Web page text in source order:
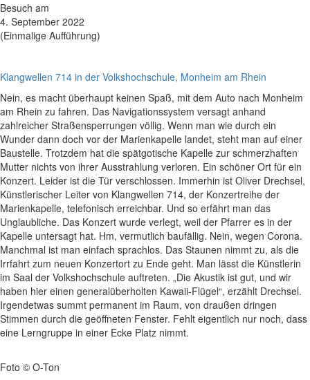
Besuch am
4. September 2022
(Einmalige Aufführung)
Klangwellen 714 in der Volkshochschule, Monheim am Rhein
Nein, es macht überhaupt keinen Spaß, mit dem Auto nach Monheim
am Rhein zu fahren. Das Navigationssystem versagt anhand
zahlreicher Straßensperrungen völlig. Wenn man wie durch ein
Wunder dann doch vor der Marienkapelle landet, steht man auf einer
Baustelle. Trotzdem hat die spätgotische Kapelle zur schmerzhaften
Mutter nichts von ihrer Ausstrahlung verloren. Ein schöner Ort für ein
Konzert. Leider ist die Tür verschlossen. Immerhin ist Oliver Drechsel,
Künstlerischer Leiter von Klangwellen 714, der Konzertreihe der
Marienkapelle, telefonisch erreichbar. Und so erfährt man das
Unglaubliche. Das Konzert wurde verlegt, weil der Pfarrer es in der
Kapelle untersagt hat. Hm, vermutlich baufällig. Nein, wegen Corona.
Manchmal ist man einfach sprachlos. Das Staunen nimmt zu, als die
Irrfahrt zum neuen Konzertort zu Ende geht. Man lässt die Künstlerin
im Saal der Volkshochschule auftreten. „Die Akustik ist gut, und wir
haben hier einen generalüberholten Kawaii-Flügel“, erzählt Drechsel.
Irgendetwas summt permanent im Raum, von draußen dringen
Stimmen durch die geöffneten Fenster. Fehlt eigentlich nur noch, dass
eine Lerngruppe in einer Ecke Platz nimmt.
Foto © O-Ton